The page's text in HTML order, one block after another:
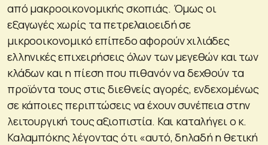
από μακροοικονομικής σκοπιάς. Όμως οι
εξαγωγές χωρίς τα πετρελαιοειδή σε
μικροοικονομικό επίπεδο αφορούν χιλιάδες
ελληνικές επιχειρήσεις όλων των μεγεθών και των
κλάδων και η πίεση που πιθανόν να δεχθούν τα
προϊόντα τους στις διεθνείς αγορές, ενδεχομένως
σε κάποιες περιπτώσεις να έχουν συνέπεια στην
λειτουργική τους αξιοπιστία. Και καταλήγει ο κ.
Καλαμπόκης λέγοντας ότι «αυτό, δηλαδή η θετική